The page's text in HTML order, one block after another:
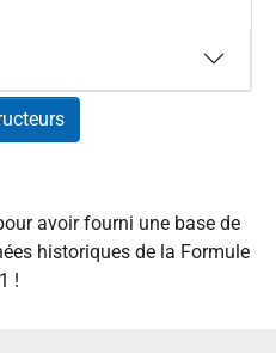
avoir fourni une base de
historiques de la Formule
1 !